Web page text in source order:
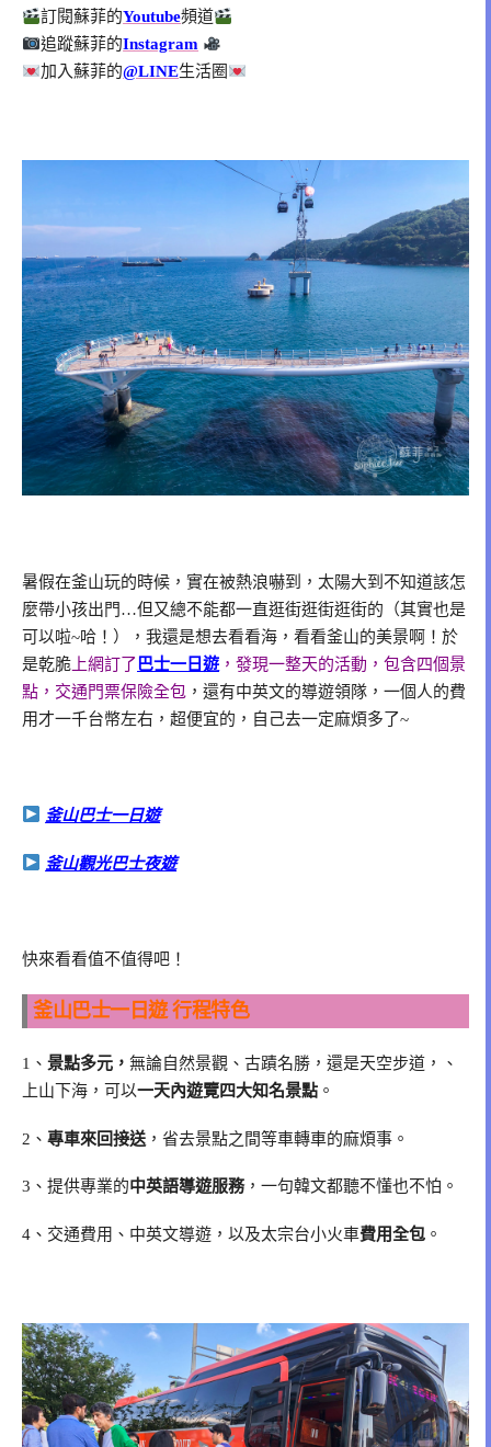
訂閱蘇菲的Youtube頻道
追蹤蘇菲的Instagram
加入蘇菲的@LINE生活圈
暑假在釜山玩的時候，實在被熱浪嚇到，太陽大到不知道該怎
麼帶小孩出門…但又總不能都一直逛街逛街逛街的（其實也是
可以啦~哈！），我還是想去看看海，看看釜山的美景啊！於
是乾脆上網訂了 巴士一日遊 ，發現一整天的活動，包含四個景
點，交通門票保險全包 ，還有中英文的導遊領隊，一個人的費
用才一千台幣左右，超便宜的，自己去一定麻煩多了~
釜山巴士一日遊
釜山觀光巴士夜遊
快來看看值不值得吧！
釜山巴士一日遊 行程特色
1、 景點多元， 無論自然景觀、古蹟名勝，還是天空步道，、
上山下海，可以一天內遊覽四大知名景點 。
2、 專車來回接送 ，省去景點之間等車轉車的麻煩事。
3、提供專業的中英語導遊服務，一句韓文都聽不懂也不怕。
4、交通費用、中英文導遊，以及太宗台小火車費用全包 。